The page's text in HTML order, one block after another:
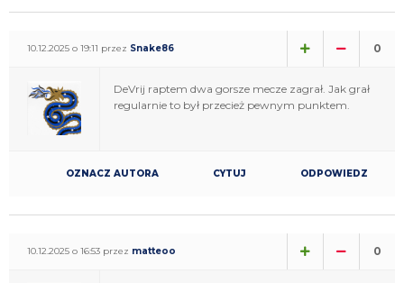
10.12.2025 o 19:11 przez Snake86 0
DeVrij raptem dwa gorsze mecze zagrał. Jak grał
regularnie to był przecież pewnym punktem.
OZNACZ AUTORA CYTUJ ODPOWIEDZ
10.12.2025 o 16:53 przez matteoo 0